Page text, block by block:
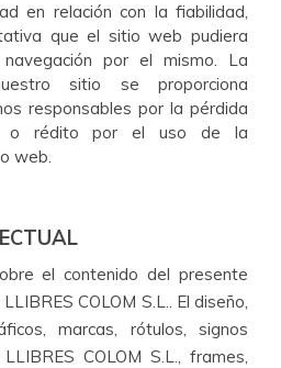
en relación con la fiabilidad,
que el sitio web pudiera
por el mismo. La
sitio se proporciona
responsables por la pérdida
o rédito por el uso de la
web.
el contenido del presente
COLOM S.L.. El diseño,
marcas, rótulos, signos
COLOM S.L., frames,